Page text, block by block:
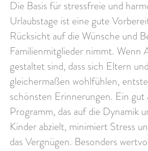
Die Basis für stressfreie und
Urlaubstage ist eine gute
Rücksicht auf die Wünsche und
Familienmitglieder nimmt. Wenn
gestaltet sind, dass sich Eltern
gleichermaßen wohlfühlen,
schönsten Erinnerungen. Ein gut
Programm, das auf die Dynamik
Kinder abzielt, minimiert Stress
das Vergnügen. Besonders